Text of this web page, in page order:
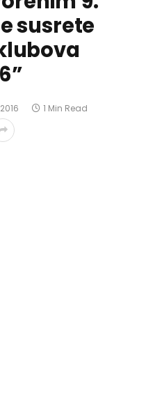
susrete
1 Min Read